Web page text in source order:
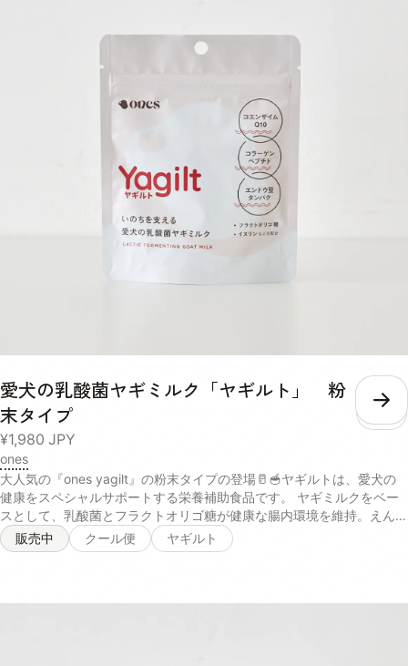
種類のテイストから、3パックを自由に個数を選択して購入が可能で
す。 Purple 国産紫芋を使った、愛犬が大好きなヤギミルクベースのス
ープ。紫芋や人参に含まれるアントシアニンやβカロテンが、肝臓や目
の健康を維持します。 【ヤギ乳、にんじんパウダー、脱脂米ぬか、ム
ラサキ芋パウダー、ポークパウダー、イヌリン(一部に乳成分を含む)】
Yellow さつまいもやかぼちゃの自然な甘みを活かしたカロテンたっぷ
りのスープ。葛のサポニンやクランベリーのキナ酸などの成分が、愛犬
の腎臓や尿路の健康を保ちます。 【サツマイモ末、脱脂米ぬか、かぼ
ちゃパウダー、小豆パウダー、ホエイパウダー、本葛粉、クランベリー
濃縮果汁、マルトデキストリン(一部に乳成分を含む)】 Green 天然の
旨味たっぷり！北海道産昆布とチーズの香りが食欲をそそるスープ。パ
パイヤ酵素や乳酸菌、食物繊維が愛犬の口内環境をケアし、お腹の調子
4.9% 5.6% 4.5% 粗い白質 13.7% 11.9% 18.8% 63.5% 粗脂肪 9.7%
1.6% 14.4% 2.5% 粗繊維 1.9% 2.4% 3.8% 0.6% 粗灰分 9.0% 5.0%
12.4% 2.9% リン 600mg/40g 352mg/40g 520mg/40g 116mg/40g
熱量 158kcal/40g 148kcal/40g 160kcal/40g 153kcal/40g 内容量
40g×1パック 賞味期限 / 保存方法 未開封の状態で製造から2年。 パウ
チの口をしっかりと決めて、日光・高温多湿の場所を避けて保存し、開
封後は賞味期限にしっかりと早めにお使いください。 給与 愛犬の体重
に合わせた必要な水分量や、普段飲んでいるお水の量によって、スープ
を考える量は違います。 愛犬の身体の状態をよく見ながら、不足して
いる水分を補うように考慮して量を調整してください。 体重 推奨摂取
愛犬の乳酸菌ヤギミルク「ヤギルト」 粉
末タイプ
¥1,980 JPY
こ
ones
大人気の『ones yagilt』の粉末タイプの登場🥛🥣ヤギルトは、愛犬の
健康をスペシャルサポートする栄養補助食品です。 ヤギミルクをベー
スとして、乳酸菌とフラクトオリゴ糖が健康な腸内環境を維持。えんど
う豆たんぱくとコラーゲンが日々の活力を、コエンザイムQ10が元気な
毎日を応援します✨ 普通のヤギミルクとは違い、厳選されたサポート
で、愛犬が美味しく健康的な身体づくりをすることが可能。 パピーか
販売中 クール便 ヤギルト